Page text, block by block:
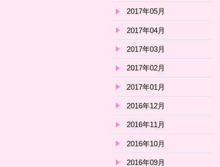
2017年05月
2017年04月
2017年03月
2017年02月
2017年01月
2016年12月
2016年11月
2016年10月
2016年09月